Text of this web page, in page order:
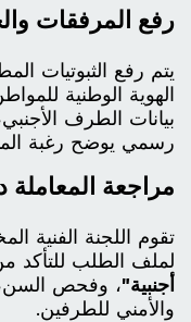
رفع المرفقات
الهوية الوطنية
بيانات الطرف
رسمي يوضح رغبة
مراجعة المعاملة
تقوم اللجنة الفنية
لملف الطلب للتأكد
أجنبية"، وفحص السن،
والأمني للطرفين.